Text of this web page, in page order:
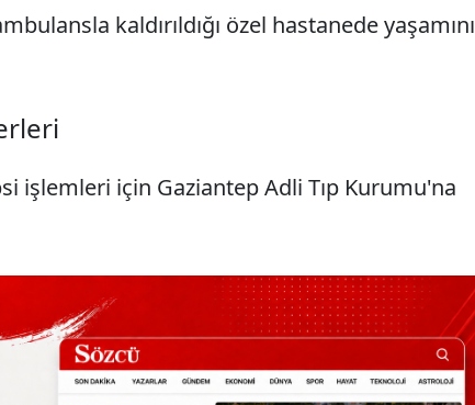
kaldırıldığı özel hastanede yaşamını
işlemleri için Gaziantep Adli Tıp Kurumu'na